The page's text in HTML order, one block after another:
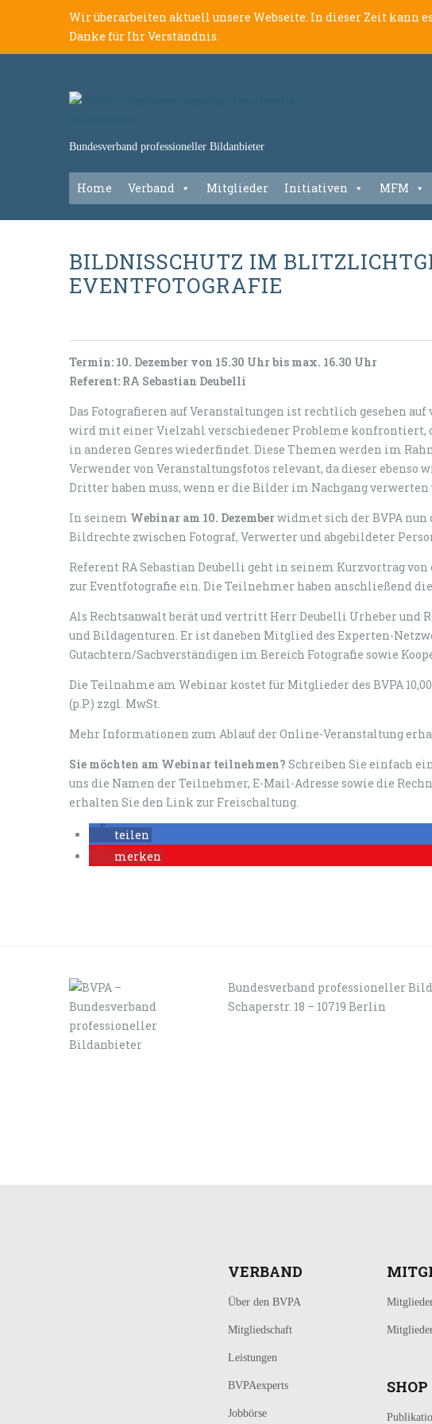
Wir überarbeiten aktuell unsere Webseite. In dieser Zeit kann
Danke für Ihr Verständnis.
Bundesverband professioneller Bildanbieter
Home Verband Mitglieder Initiativen MFM
BILDNISSCHUTZ IM
EVENTFOTOGRAFIE
Termin: 10. Dezember von 15.30 Uhr bis max. 16.30 Uhr
Referent: RA Sebastian Deubelli
Das Fotografieren auf Veranstaltungen ist rechtlich gesehen
wird mit einer Vielzahl verschiedener Probleme konfrontiert,
in anderen Genres wiederfindet. Diese Themen werden im
Verwender von Veranstaltungsfotos relevant, da dieser ebenso
Dritter haben muss, wenn er die Bilder im Nachgang
In seinem Webinar am 10. Dezemberwidmet sich der BVPA nun
Bildrechte zwischen Fotograf, Verwerter und abgebildeter
Referent RA Sebastian Deubelli geht in seinem Kurzvortrag
zur Eventfotografie ein. Die Teilnehmer haben anschließend
Als Rechtsanwalt berät und vertritt Herr Deubelli Urheber und
und Bildagenturen. Er ist daneben Mitglied des Experten-
Gutachtern/Sachverständigen im Bereich Fotografie sowie
Die Teilnahme am Webinar kostet für Mitglieder des BVPA
(p.P.) zzgl. MwSt.
Mehr Informationen zum Ablauf der Online-Veranstaltung
Sie möchten am Webinar teilnehmen? Schreiben Sie einfach
uns die Namen der Teilnehmer, E-Mail-Adresse sowie die
erhalten Sie den Link zur Freischaltung.
teilen
merken
Bundesverband professioneller
Schaperstr. 18 – 10719 Berlin
VERBAND
Über den BVPA
Mitgliedschaft
Leistungen
BVPAexperts
Jobbörse
SHOP